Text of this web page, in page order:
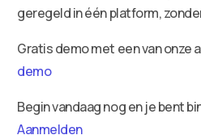
geregeld in één platform,
Gratis demo met een van onze
demo
Begin vandaag nog en je bent
Aanmelden